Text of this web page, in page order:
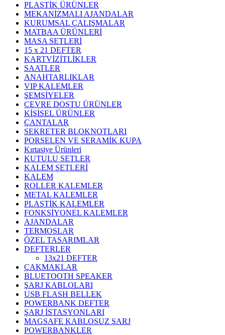
PLASTİK ÜRÜNLER
MEKANİZMALI AJANDALAR
KURUMSAL ÇALIŞMALAR
MATBAA ÜRÜNLERİ
MASA SETLERİ
15 x 21 DEFTER
KARTVİZİTLİKLER
SAATLER
ANAHTARLIKLAR
VIP KALEMLER
ŞEMSİYELER
ÇEVRE DOSTU ÜRÜNLER
KİŞİSEL ÜRÜNLER
ÇANTALAR
SEKRETER BLOKNOTLARI
PORSELEN VE SERAMİK KUPA
Kırtasiye Ürünleri
KUTULU SETLER
KALEM SETLERİ
KALEM
ROLLER KALEMLER
METAL KALEMLER
PLASTİK KALEMLER
FONKSİYONEL KALEMLER
AJANDALAR
TERMOSLAR
ÖZEL TASARIMLAR
DEFTERLER
13x21 DEFTER
ÇAKMAKLAR
BLUETOOTH SPEAKER
ŞARJ KABLOLARI
USB FLASH BELLEK
POWERBANK DEFTER
ŞARJ İSTASYONLARI
MAGSAFE KABLOSUZ ŞARJ
POWERBANKLER